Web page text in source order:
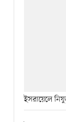
ইসরায়েলে